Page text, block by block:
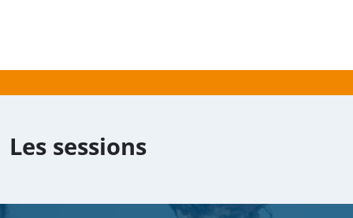
Les sessions